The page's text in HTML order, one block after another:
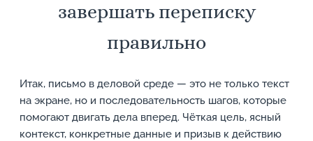
завершать переписку
правильно
Итак, письмо в деловой среде — это не только текст
на экране, но и последовательность шагов, которые
помогают двигать дела вперед. Чёткая цель, ясный
контекст, конкретные данные и призыв к действию